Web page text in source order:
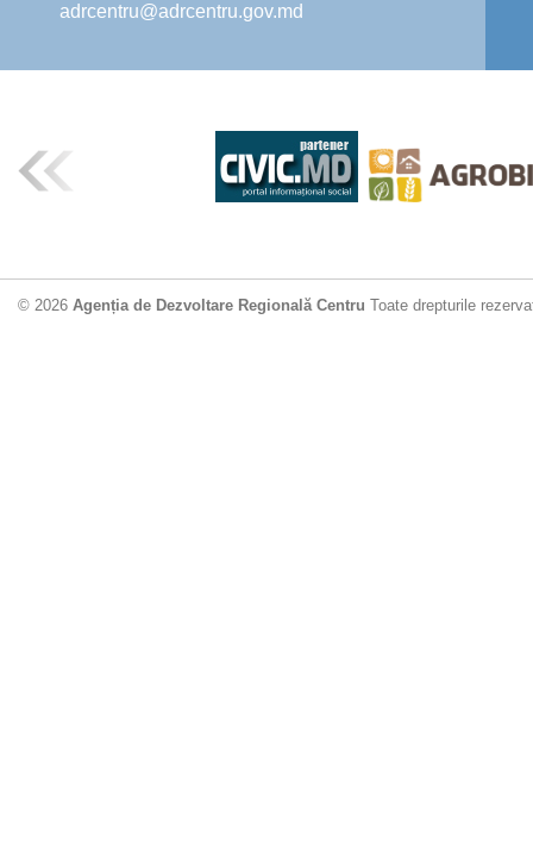
adrcentru@adrcentru.gov.md
© 2026 Agenția de Dezvoltare Regională Centru Toate drepturile